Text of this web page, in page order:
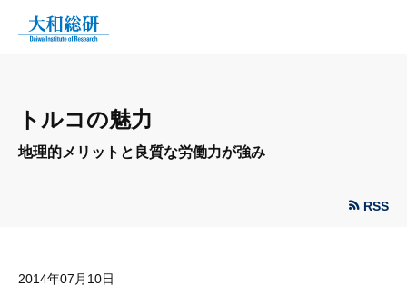
トルコの魅力
地理的メリットと良質な労働力が強み
RSS
2014年07月10日